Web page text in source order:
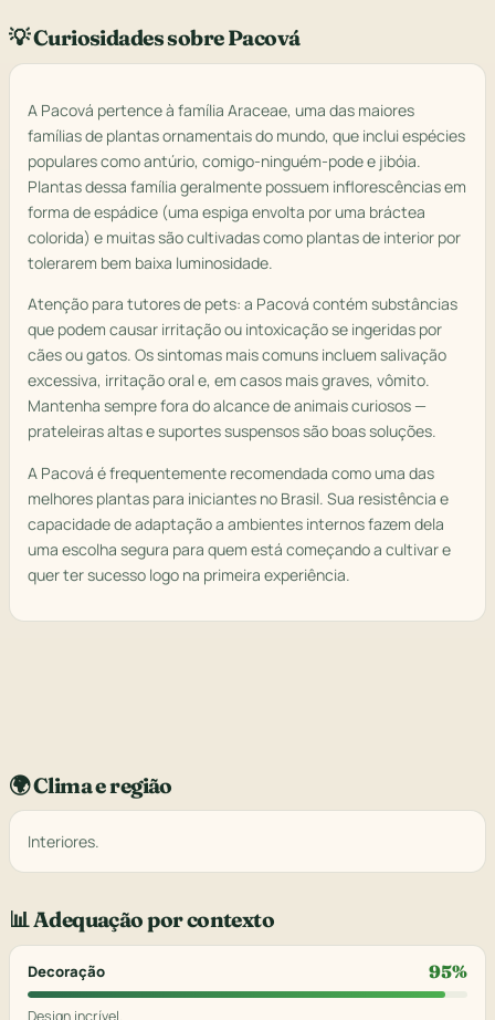
💡 Curiosidades sobre Pacová
A Pacová pertence à família Araceae, uma das maiores
famílias de plantas ornamentais do mundo, que inclui espécies
populares como antúrio, comigo-ninguém-pode e jibóia.
Plantas dessa família geralmente possuem inflorescências em
forma de espádice (uma espiga envolta por uma bráctea
colorida) e muitas são cultivadas como plantas de interior por
tolerarem bem baixa luminosidade.
Atenção para tutores de pets: a Pacová contém substâncias
que podem causar irritação ou intoxicação se ingeridas por
cães ou gatos. Os sintomas mais comuns incluem salivação
excessiva, irritação oral e, em casos mais graves, vômito.
Mantenha sempre fora do alcance de animais curiosos —
prateleiras altas e suportes suspensos são boas soluções.
A Pacová é frequentemente recomendada como uma das
melhores plantas para iniciantes no Brasil. Sua resistência e
capacidade de adaptação a ambientes internos fazem dela
uma escolha segura para quem está começando a cultivar e
quer ter sucesso logo na primeira experiência.
🌍 Clima e região
Interiores.
📊 Adequação por contexto
Decoração 95%
Design incrível.